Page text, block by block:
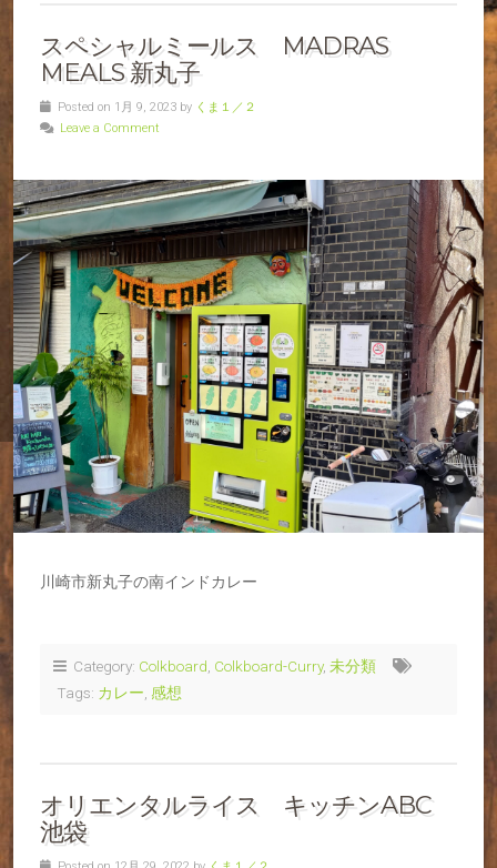
スペシャルミールス MADRAS
MEALS 新丸子
Posted on 1月 9, 2023 by くま１／２
Leave a Comment
川崎市新丸子の南インドカレー
Category: Colkboard Colkboard-Curry, 未分類
Tags: カレー 感想
オリエンタルライス キッチンABC
池袋